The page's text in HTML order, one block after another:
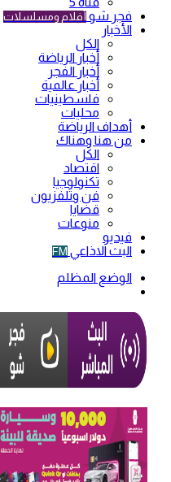
فجر شو أفلام ومسلسلات
الأخبار
الكل
أخبار الرياضة
أخبار الفجر
أخبار عالمية
فلسطينيات
محليات
أهداف الرياضة
من هنا وهناك
الكل
اقتصاد
تكنولوجيا
فن وتلفزيون
قضايا
منوعات
فيديو
البث الاذاعي FM
الوضع المظلم